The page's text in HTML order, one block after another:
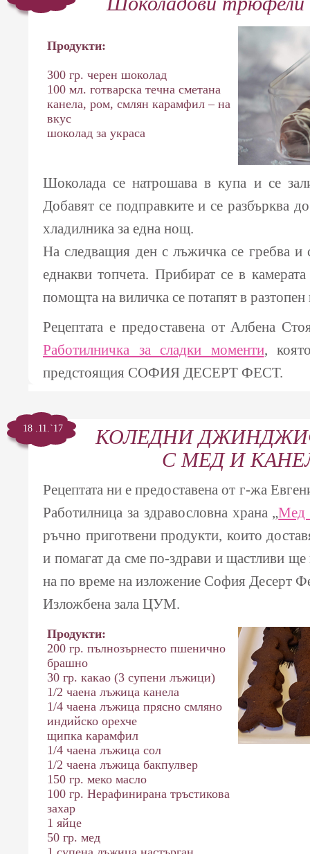
Продукти:
300 гр. черен шоколад
100 мл. готварска течна сметана
канела, ром, смлян карамфил – на
вкус
шоколад за украса
Шоколада се натрошава в купа и се
Добавят се подправките и се разбърква
хладилника за една нощ.
На следващия ден с лъжичка се гребва
еднакви топчета. Прибират се в
помощта на виличка се потапят в
Рецептата е предоставена от Албена
Работилничка за сладки моменти,
предстоящия СОФИЯ ДЕСЕРТ ФЕСТ.
18 .11.`17
КОЛЕДНИ
С МЕД И
Рецептата ни е предоставена от г-жа
Работилница за здравословна храна „Мед
ръчно приготвени продукти, които
и помагат да сме по-здрави и щастливи
на по време на изложение София Десерт
Изложбена зала ЦУМ.
Продукти:
200 гр. пълнозърнесто пшенично
брашно
30 гр. какао (3 супени лъжици)
1/2 чаена лъжица канела
1/4 чаена лъжица прясно смляно
индийско орехче
щипка карамфил
1/4 чаена лъжица сол
1/2 чаена лъжица бакпулвер
150 гр. меко масло
100 гр. Нерафинирана тръстикова
захар
1 яйце
50 гр. мед